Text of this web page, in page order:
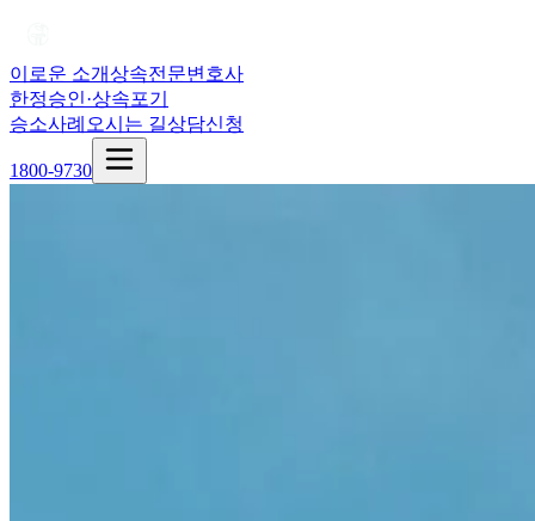
이로운 소개상속전문변호사
한정승인·상속포기
승소사례 오시는 길상담신청
1800-9730